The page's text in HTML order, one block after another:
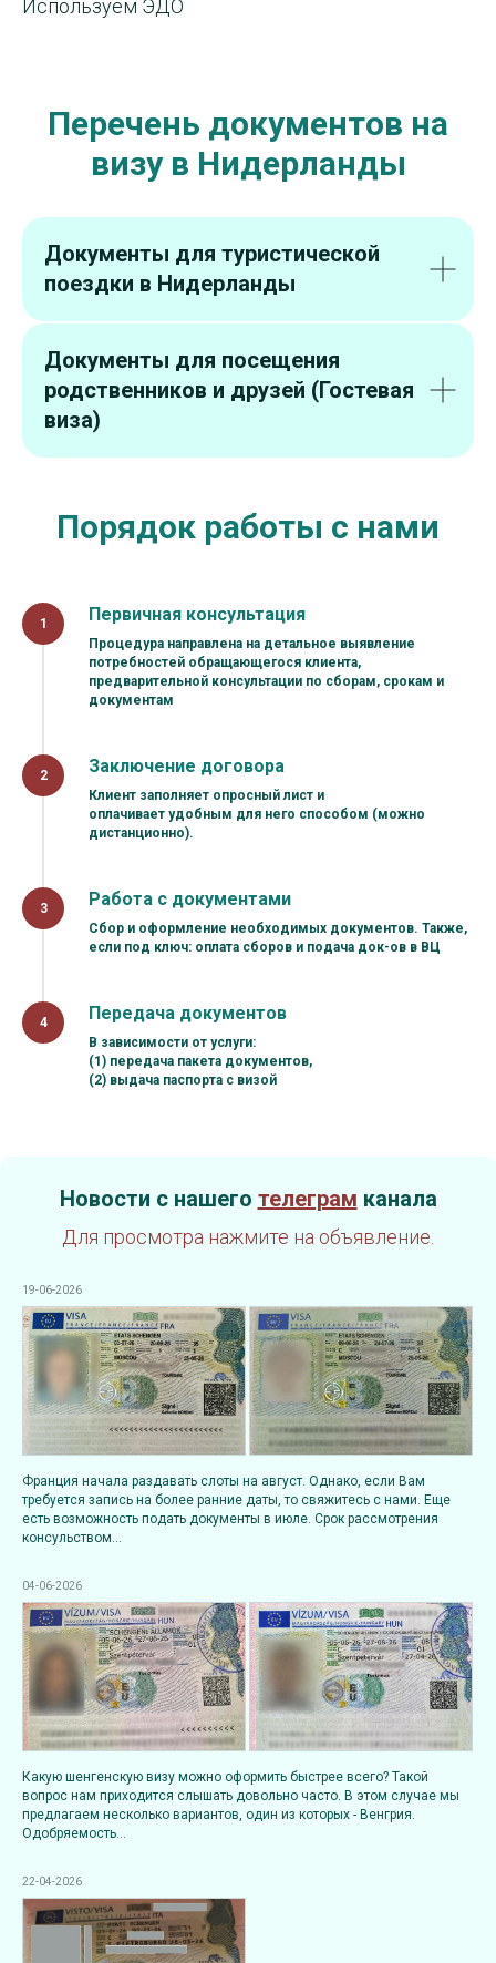
Используем ЭДО
Перечень документов на
визу в Нидерланды
Документы для туристической
поездки в Нидерланды
Документы для посещения
родственников и друзей (Гостевая
виза)
Порядок работы с нами
Первичная консультация
Процедура направлена на детальное выявление
потребностей обращающегося клиента,
предварительной консультации по сборам, срокам и
документам
Заключение договора
Клиент заполняет опросный лист и
оплачивает удобным для него способом (можно
дистанционно).
Работа с документами
Сбор и оформление необходимых документов. Также,
если под ключ: оплата сборов и подача док-ов в ВЦ
Передача документов
В зависимости от услуги:
(1) передача пакета документов,
(2) выдача паспорта с визой
Новости с нашего телеграм канала
Для просмотра нажмите на объявление.
19-06-2026
Франция начала раздавать слоты на август. Однако, если Вам
требуется запись на более ранние даты, то свяжитесь с нами. Еще
есть возможность подать документы в июле. Срок рассмотрения
консульством...
04-06-2026
Какую шенгенскую визу можно оформить быстрее всего? Такой
вопрос нам приходится слышать довольно часто. В этом случае мы
предлагаем несколько вариантов, один из которых - Венгрия.
Одобряемость...
22-04-2026